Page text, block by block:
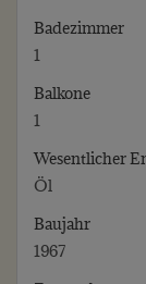
Badezimmer
1
Balkone
1
Wesentlicher
Öl
Baujahr
1967